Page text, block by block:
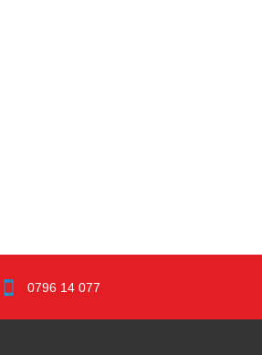
0796 14 077